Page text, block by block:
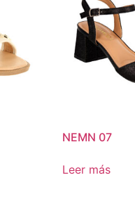
NEMN 07
Leer más